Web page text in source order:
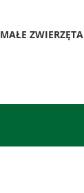
MAŁE ZWIERZĘTA